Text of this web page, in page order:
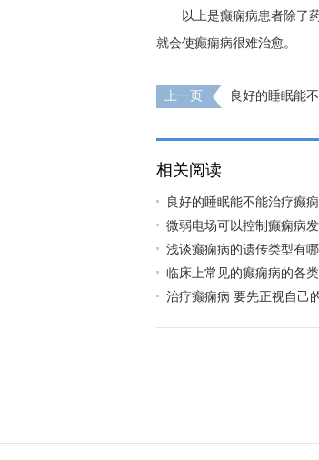
以上是癫痫病患者除了
就会使癫痫病很难治愈。
上一页 良好的睡眠能
相关阅读
良好的睡眠能不能治疗癫痫
微弱电场可以控制癫痫病
浅谈癫痫病的遗传类型有
临床上常见的癫痫病的各
治疗癫痫病 要先正视自己